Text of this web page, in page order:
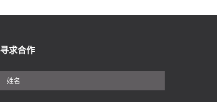
寻求合作